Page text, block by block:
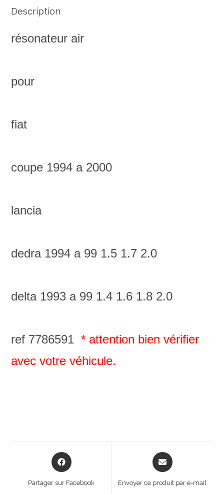
Description
résonateur air
pour
fiat
coupe 1994 a 2000
lancia
dedra 1994 a 99 1.5 1.7 2.0
delta 1993 a 99 1.4 1.6 1.8 2.0
ref 7786591 * attention bien vérifier
avec votre véhicule.
Opens
in
Partager sur Facebook
Opens
in
new
Envoyer ce produit par e-mail